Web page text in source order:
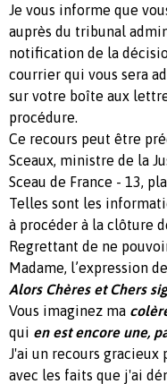
Je vous informe que
auprès du tribunal
notification de la
courrier qui vous sera
sur votre boîte aux
procédure.
Ce recours peut être
Sceaux, ministre de la
Sceau de France - 13,
Telles sont les
à procéder à la clôture
Regrettant de ne
Madame, l’expression
Alors Chères et Chers
Vous imaginez ma
qui en est encore une,
J'ai un recours
avec les faits que j'ai